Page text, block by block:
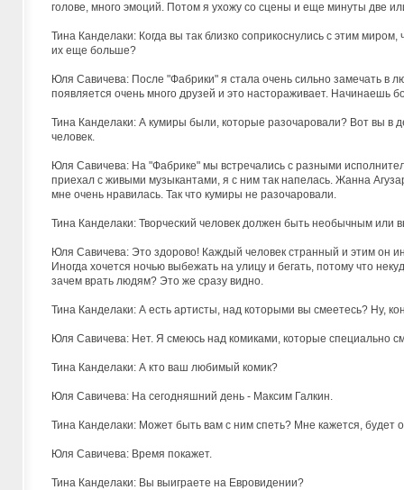
голове, много эмоций. Потом я ухожу со сцены и еще минуты две
Тина Канделаки: Когда вы так близко соприкоснулись с этим
их еще больше?
Юля Савичева: После "Фабрики" я стала очень сильно замечать в
появляется очень много друзей и это настораживает. Начинаешь
Тина Канделаки: А кумиры были, которые разочаровали? Вот вы в
человек.
Юля Савичева: На "Фабрике" мы встречались с разными
приехал с живыми музыкантами, я с ним так напелась. Жанна
мне очень нравилась. Так что кумиры не разочаровали.
Тина Канделаки: Творческий человек должен быть необычным или
Юля Савичева: Это здорово! Каждый человек странный и этим он
Иногда хочется ночью выбежать на улицу и бегать, потому что
зачем врать людям? Это же сразу видно.
Тина Канделаки: А есть артисты, над которыми вы смеетесь? Ну,
Юля Савичева: Нет. Я смеюсь над комиками, которые специально
Тина Канделаки: А кто ваш любимый комик?
Юля Савичева: На сегодняшний день - Максим Галкин.
Тина Канделаки: Может быть вам с ним спеть? Мне кажется, будет
Юля Савичева: Время покажет.
Тина Канделаки: Вы выиграете на Евровидении?